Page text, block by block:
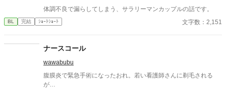
体調不良で漏らしてしまう、サラリーマンカップルの話です。
BL 完結 ｼｮｰﾄｼｮｰﾄ 文字数：2,151
ナースコール
wawabubu
腹膜炎で緊急手術になったおれ。若い看護師さんに剃毛される
が…